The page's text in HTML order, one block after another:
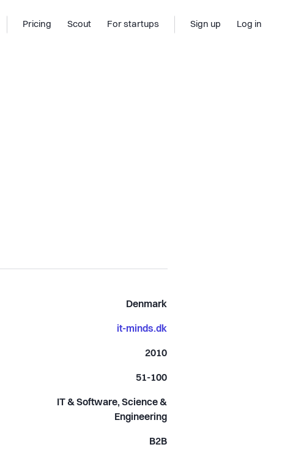
Pricing Scout For startups Sign up Log in
Denmark
it-minds.dk
2010
51-100
IT & Software, Science &
Engineering
B2B